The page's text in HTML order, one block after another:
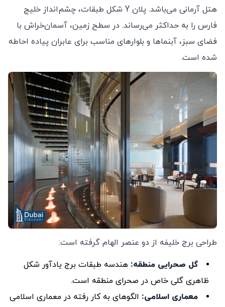
هتل آرمانی می‌باشد. پلان Y شکل طبقات، چشم‌انداز خلیج
فارس را به حداکثر می‌رساند. در سطح زمین، آسمان‌خراش با
فضای سبز، آبنماها و بلوارهای مناسب برای عابران پیاده احاطه
شده است.
طراحی برج خلیفه از دو عنصر الهام گرفته است:
گل صحرایی منطقه: هندسه طبقات برج یادآور شکل
ظاهری گلی خاص در صحرای منطقه است.
معماری اسلامی: الگوهای به کار رفته در معماری اسلامی